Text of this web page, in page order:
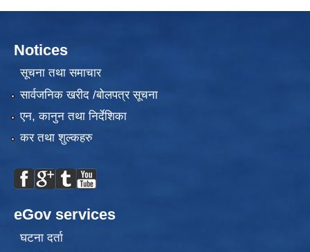
Notices
सूचना तथा समाचार
सार्वजनिक खरीद /बोलपत्र सूचना
एन, कानुन तथा निर्देशिका
कर तथा शुल्कहरु
eGov services
घटना दर्ता